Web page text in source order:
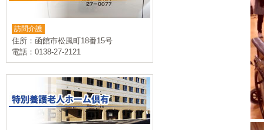
訪問介護
住所：函館市松風町18番15号
電話：0138-27-2121